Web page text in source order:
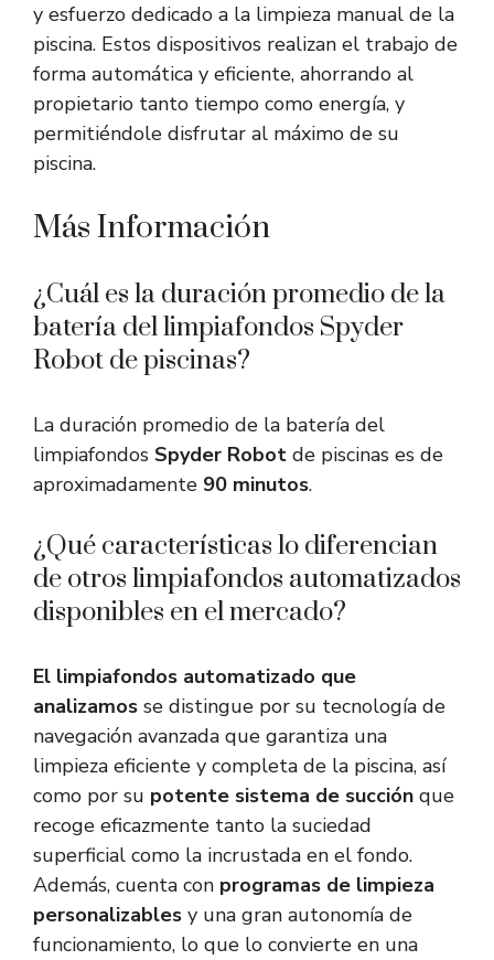
y esfuerzo dedicado a la limpieza manual de la
piscina. Estos dispositivos realizan el trabajo de
forma automática y eficiente, ahorrando al
propietario tanto tiempo como energía, y
permitiéndole disfrutar al máximo de su
piscina.
Más Información
¿Cuál es la duración promedio de la
batería del limpiafondos Spyder
Robot de piscinas?
La duración promedio de la batería del
limpiafondos Spyder Robot de piscinas es de
aproximadamente 90 minutos.
¿Qué características lo diferencian
de otros limpiafondos automatizados
disponibles en el mercado?
El limpiafondos automatizado que
analizamos se distingue por su tecnología de
navegación avanzada que garantiza una
limpieza eficiente y completa de la piscina, así
como por su potente sistema de succión que
recoge eficazmente tanto la suciedad
superficial como la incrustada en el fondo.
Además, cuenta con programas de limpieza
personalizables y una gran autonomía de
funcionamiento, lo que lo convierte en una